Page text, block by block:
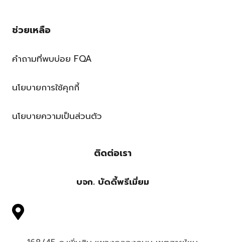
ช่วยเหลือ
คำถามที่พบบ่อย FQA
นโยบายการใช้คุกกี้
นโยบายความเป็นส่วนตัว
ติดต่อเรา
บจก. บัดดี้พรีเมี่ยม